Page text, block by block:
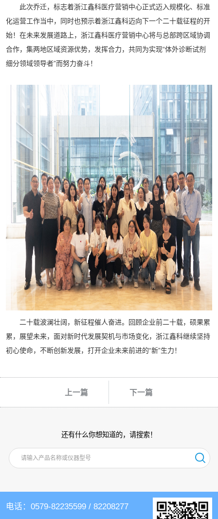
此次乔迁，标志着浙江鑫科医疗营销中心正式迈入规模化、标准
化运营工作当中，同时也预示着浙江鑫科迈向下一个二十载征程的开
始！在未来发展道路上，浙江鑫科医疗营销中心将与总部跨区域协调
合作，集两地区域资源优势，发挥合力，共同为实现“体外诊断试剂
细分领域领导者”而努力奋斗！
二十载波澜壮阔，新征程催人奋进。回顾企业前二十载，硕果累
累，展望未来，面对新时代发展契机与市场变化，浙江鑫科继续坚持
初心使命，不断创新发展，打开企业未来前进的“新”生力！
上一篇 下一篇
还有什么你想知道的，请搜索！
电话：0579-82235599 / 82208277